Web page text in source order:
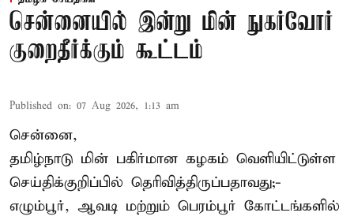
சென்னையில் இன்று மின் நுகர்வோர்
குறைதீர்க்கும் கூட்டம்
Published on: 07 Aug 2026, 1:13 am
சென்னை,
தமிழ்நாடு மின் பகிர்மான கழகம் வெளியிட்டுள்ள
செய்திக்குறிப்பில் தெரிவித்திருப்பதாவது;-
எழும்பூர், ஆவடி மற்றும் பெரம்பூர் கோட்டங்களில்